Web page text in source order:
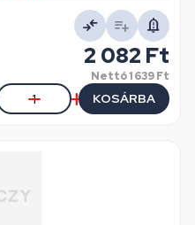
2 082 Ft
Nettó1 639 Ft
KOSÁRBA